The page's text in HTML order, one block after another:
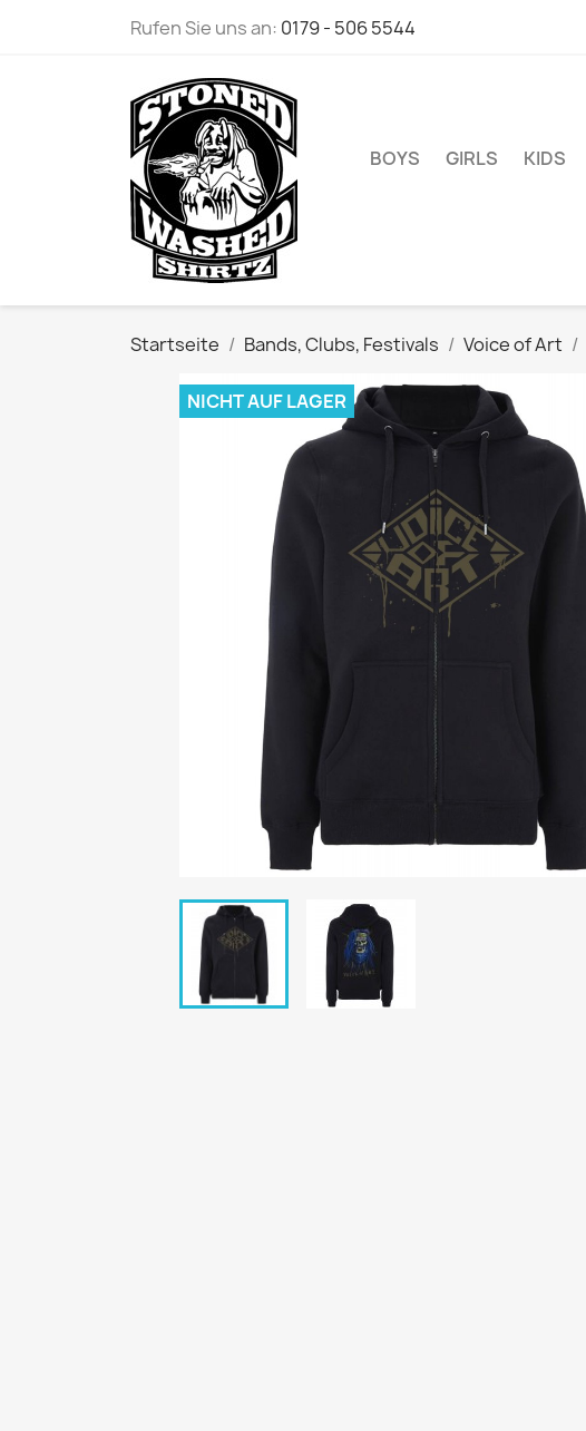
Rufen Sie uns an: 0179 - 506 5544
BOYS GIRLS KIDS
Startseite Bands, Clubs, Festivals Voice of Art
NICHT AUF LAGER